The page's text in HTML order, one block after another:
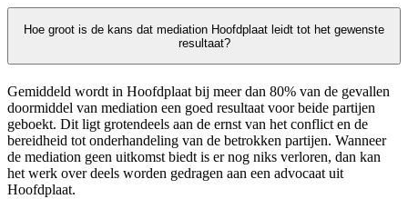
Hoe groot is de kans dat mediation Hoofdplaat leidt tot het gewenste
resultaat?
Gemiddeld wordt in Hoofdplaat bij meer dan 80% van de gevallen
doormiddel van mediation een goed resultaat voor beide partijen
geboekt. Dit ligt grotendeels aan de ernst van het conflict en de
bereidheid tot onderhandeling van de betrokken partijen. Wanneer
de mediation geen uitkomst biedt is er nog niks verloren, dan kan
het werk over deels worden gedragen aan een advocaat uit
Hoofdplaat.